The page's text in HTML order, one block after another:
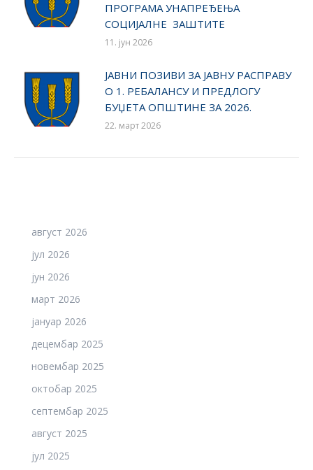
ПРОГРАМА УНАПРЕЂЕЊА
СОЦИЈАЛНЕ ЗАШТИТЕ
11. јун 2026
ЈАВНИ ПОЗИВИ ЗА ЈАВНУ РАСПРАВУ
О 1. РЕБАЛАНСУ И ПРЕДЛОГУ
БУЏЕТА ОПШТИНЕ ЗА 2026.
22. март 2026
август 2026
јул 2026
јун 2026
март 2026
јануар 2026
децембар 2025
новембар 2025
октобар 2025
септембар 2025
август 2025
јул 2025